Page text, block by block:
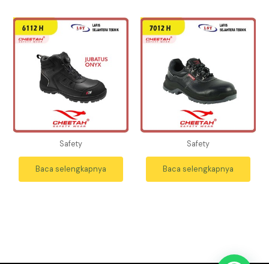
Safety
Baca selengkapnya
Safety
Baca selengkapnya